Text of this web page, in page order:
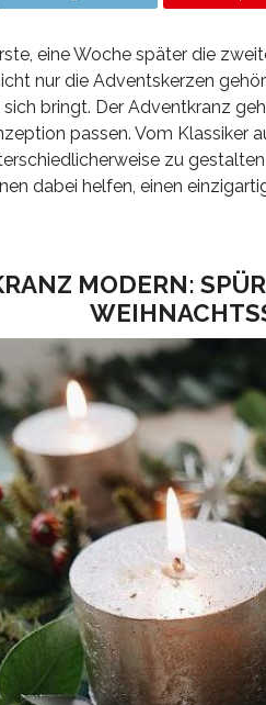
eine Woche später die
nur die Adventskerzen
bringt. Der Adventkranz
passen. Vom Klassiker
zu
dabei helfen, einen
MODERN: